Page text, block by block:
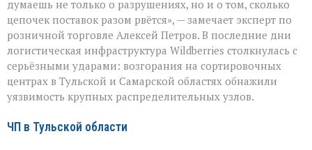
пожары
на
складах
Wildberries
думаешь не только о разрушениях, но и о том, сколько
цепочек поставок разом рвётся», — замечает эксперт по
розничной торговле Алексей Петров. В последние дни
логистическая инфраструктура Wildberries столкнулась с
серьёзными ударами: возгорания на сортировочных
центрах в Тульской и Самарской областях обнажили
уязвимость крупных распределительных узлов.
ЧП в Тульской области